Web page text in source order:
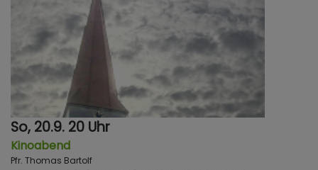
So, 20.9. 20 Uhr
Kinoabend
Pfr. Thomas Bartolf